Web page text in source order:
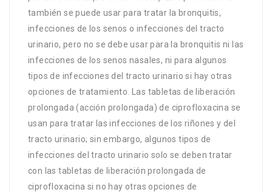
también se puede usar para tratar la bronquitis,
infecciones de los senos o infecciones del tracto
urinario, pero no se debe usar para la bronquitis ni las
infecciones de los senos nasales, ni para algunos
tipos de infecciones del tracto urinario si hay otras
opciones de tratamiento. Las tabletas de liberación
prolongada (acción prolongada) de ciprofloxacina se
usan para tratar las infecciones de los riñones y del
tracto urinario; sin embargo, algunos tipos de
infecciones del tracto urinario solo se deben tratar
con las tabletas de liberación prolongada de
ciprofloxacina si no hay otras opciones de